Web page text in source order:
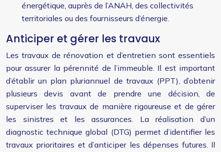
énergétique, auprès de l’ANAH, des collectivités
territoriales ou des fournisseurs d’énergie.
Anticiper et gérer les travaux
Les travaux de rénovation et d’entretien sont essentiels
pour assurer la pérennité de l’immeuble. Il est important
d’établir un plan pluriannuel de travaux (PPT), d’obtenir
plusieurs devis avant de prendre une décision, de
superviser les travaux de manière rigoureuse et de gérer
les sinistres et les assurances. La réalisation d’un
diagnostic technique global (DTG) permet d’identifier les
travaux prioritaires et d’anticiper les dépenses futures. Il